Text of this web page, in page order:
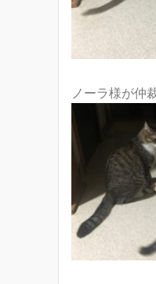
ノーラ様が仲